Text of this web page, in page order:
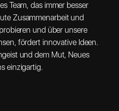
Team, das immer besser
Zusammenarbeit und
und über unsere
fördert innovative Ideen.
und dem Mut, Neues
einzigartig.